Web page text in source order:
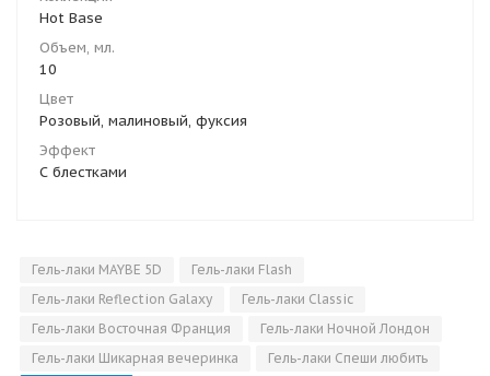
Hot Base
Объем, мл.
10
Цвет
Розовый, малиновый, фуксия
Эффект
С блестками
Гель-лаки MAYBE 5D
Гель-лаки Flash
Гель-лаки Reflection Galaxy
Гель-лаки Classic
Гель-лаки Восточная Франция
Гель-лаки Ночной Лондон
Гель-лаки Шикарная вечеринка
Гель-лаки Спеши любить